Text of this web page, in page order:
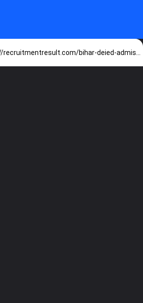
https://recruitmentresult.com/bihar-deied-admission-2023/